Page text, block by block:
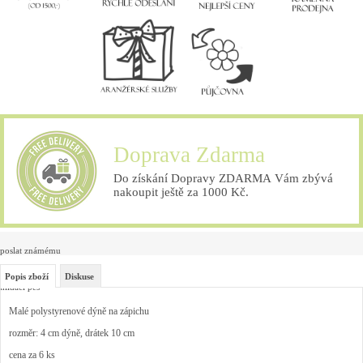
Doprava Zdarma
Do získání Dopravy ZDARMA Vám zbývá
nakoupit ještě za 1000 Kč.
poslat známému
hlídací pes
Popis zboží Diskuse
Malé polystyrenové dýně na zápichu
rozměr: 4 cm dýně, drátek 10 cm
cena za 6 ks